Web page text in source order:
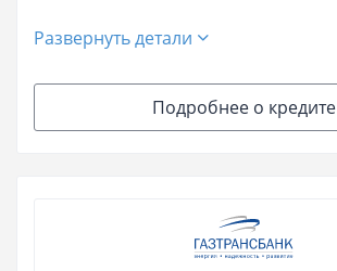
Развернуть детали
Подробнее о кредите